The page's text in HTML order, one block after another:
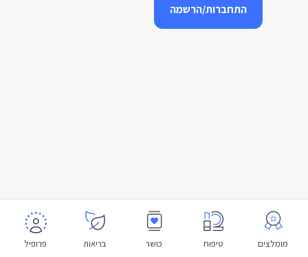
התחברות/הרשמה
מומלצים טיפוח כושר בריאות פרופיל